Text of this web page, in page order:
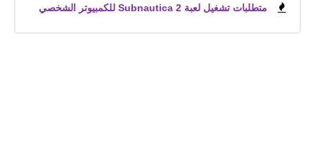
متطلبات تشغيل لعبة Subnautica 2 للكمبيوتر الشخصي